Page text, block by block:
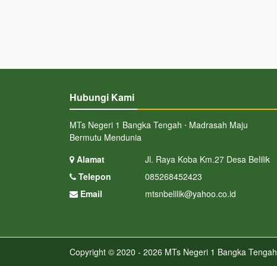
Hubungi Kami
MTs Negeri 1 Bangka Tengah ⋅ Madrasah Maju
Bermutu Mendunia
Alamat
Jl. Raya Koba Km.27 Desa Belilik
Telepon
085268452423
Email
mtsnbelilik@yahoo.co.id
Copyright © 2020 - 2026 MTs Negeri 1 Bangka Tengah